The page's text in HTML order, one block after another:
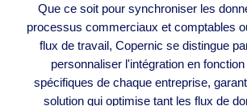
Que ce soit pour synchroniser les
processus commerciaux et comptables
flux de travail, Copernic se distingue
personnaliser l'intégration en
spécifiques de chaque entreprise,
solution qui optimise tant les flux de